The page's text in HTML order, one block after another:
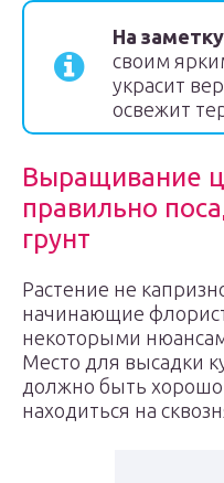
На
своим
украсит
освежит
Выращивание
правильно
грунт
Растение не
начинающие
некоторыми
Место для высадки
должно быть
находиться на